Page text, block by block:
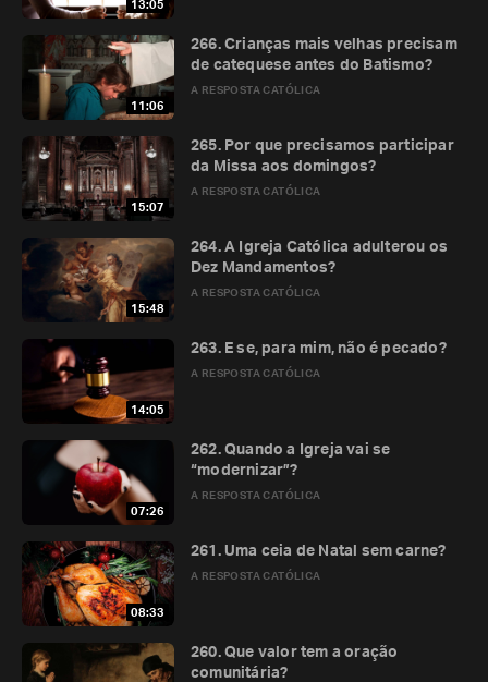
13:05
11:06
A RESPOSTA CATÓLICA
266. Crianças mais velhas precisam
de catequese antes do Batismo?
15:07
A RESPOSTA CATÓLICA
265. Por que precisamos participar
da Missa aos domingos?
15:48
A RESPOSTA CATÓLICA
264. A Igreja Católica adulterou os
Dez Mandamentos?
14:05
A RESPOSTA CATÓLICA
263. E se, para mim, não é pecado?
07:26
A RESPOSTA CATÓLICA
262. Quando a Igreja vai se
“modernizar”?
08:33
A RESPOSTA CATÓLICA
261. Uma ceia de Natal sem carne?
260. Que valor tem a oração
comunitária?